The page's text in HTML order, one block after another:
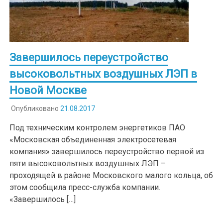
Завершилось переустройство
высоковольтных воздушных ЛЭП в
Новой Москве
Опубликовано 21.08.2017
Под техническим контролем энергетиков ПАО
«Московская объединенная электросетевая
компания» завершилось переустройство первой из
пяти высоковольтных воздушных ЛЭП –
проходящей в районе Московского малого кольца, об
этом сообщила пресс-служба компании.
«Завершилось […]